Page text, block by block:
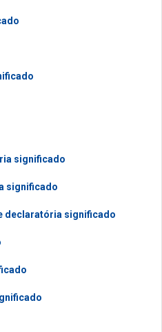
significado
significado
declaratória significado